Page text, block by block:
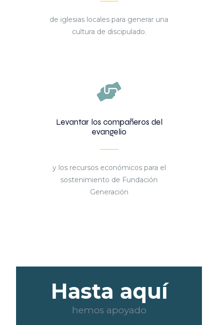
de iglesias locales para generar una
cultura de discipulado.
Levantar los compañeros del
evangelio
y los recursos económicos para el
sostenimiento de Fundación
Generación
Hasta aquí
hemos apoyado